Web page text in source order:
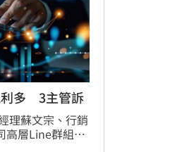
利多 3主管訴
理蘇文宗、行銷
高層Line群組得